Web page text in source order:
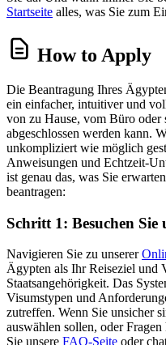
Startseite alles, was Sie zum
How to Apply
Die Beantragung Ihres
ein einfacher, intuitiver und
von zu Hause, vom Büro oder
abgeschlossen werden kann.
unkompliziert wie möglich
Anweisungen und Echtzeit-
ist genau das, was Sie
beantragen:
Schritt 1: Besuchen
Navigieren Sie zu unserer
Ägypten als Ihr Reiseziel und
Staatsangehörigkeit. Das
Visumstypen und
zutreffen. Wenn Sie unsicher
auswählen sollen, oder
Sie unsere FAQ-Seite oder